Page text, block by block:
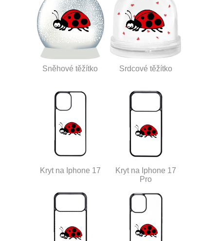
Sněhové těžítko Srdcové těžítko
Kryt na Iphone 17
Kryt na Iphone 17
Pro